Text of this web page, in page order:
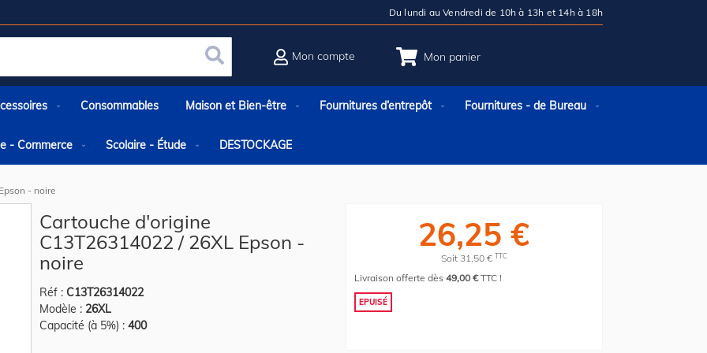
Du lundi au Vendredi de 10h à 13h et 14h à 18h
Mon panier
Rechercher
Mon compte
Consommables Maison et Bien-être Fournitures d’entrepôt Fournitures - de Bureau
- Commerce Scolaire - Étude DESTOCKAGE
- noire
Cartouche d'origine
C13T26314022 / 26XL Epson -
noire
Réf : C13T26314022
Modèle : 26XL
Capacité (à 5%) : 400
26,25 €
Soit 31,50 € TTC
Livraison offerte dès49,00 €TTC !
EPUISÉ